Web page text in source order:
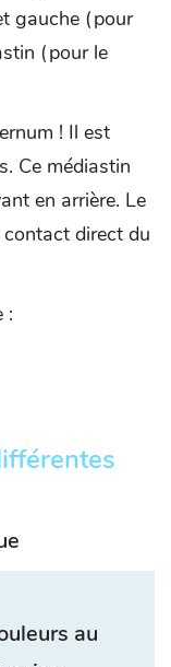
gauche (pour
(pour le
! Il est
Ce médiastin
en arrière. Le
direct du
:
au